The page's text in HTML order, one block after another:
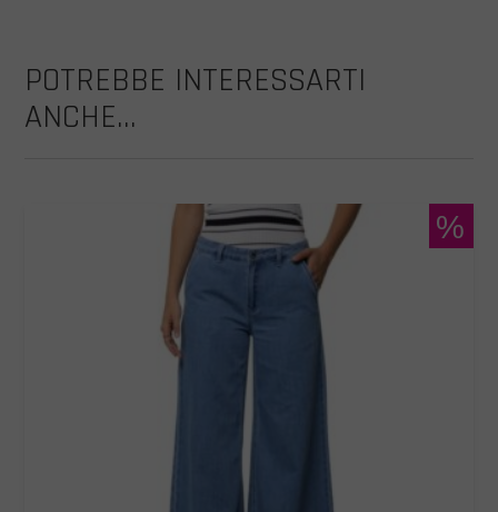
POTREBBE INTERESSARTI
ANCHE...
%